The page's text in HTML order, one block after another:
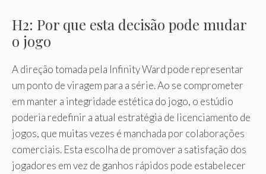
H2: Por que esta decisão pode mudar
o jogo
A direção tomada pela Infinity Ward pode representar
um ponto de viragem para a série. Ao se comprometer
em manter a integridade estética do jogo, o estúdio
poderia redefinir a atual estratégia de licenciamento de
jogos, que muitas vezes é manchada por colaborações
comerciais. Esta escolha de promover a satisfação dos
jogadores em vez de ganhos rápidos pode estabelecer